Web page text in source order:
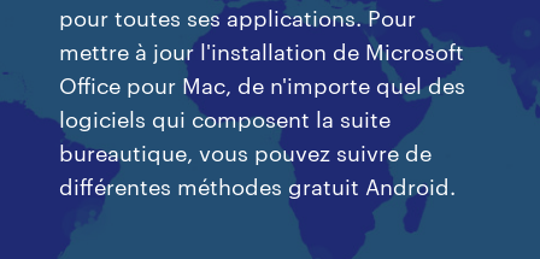
pour toutes ses applications. Pour
mettre à jour l'installation de Microsoft
Office pour Mac, de n'importe quel des
logiciels qui composent la suite
bureautique, vous pouvez suivre de
différentes méthodes gratuit Android.